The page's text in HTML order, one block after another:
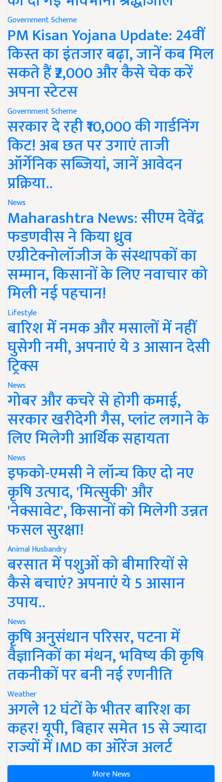
Government Scheme
PM Kisan Yojana Update: 24वीं
किस्त का इंतजार बढ़ा, जानें कब मिल
सकते हैं ₹2,000 और कैसे चेक करें
अपना स्टेटस
Government Scheme
सरकार दे रही ₹10,000 की गार्डनिंग
किट! अब छत पर उगाएं ताजी
ऑर्गेनिक सब्जियां, जानें आवेदन
प्रक्रिया..
News
Maharashtra News: सीएम देवेंद्र
फडणवीस ने किया ध्रुव
एग्रीटेक्नोलॉजीज के संस्थापकों का
सम्मान, किसानों के लिए नवाचार को
मिली नई पहचान!
Lifestyle
बारिश में नमक और मसालों में नहीं
घुसेगी नमी, अपनाएं ये 3 आसान देसी
ट्रिक्स
News
गोबर और कचरे से होगी कमाई,
सरकार खरीदेगी गैस, प्लांट लगाने के
लिए मिलेगी आर्थिक सहायता
News
इफको-एमसी ने लॉन्च किए दो नए
कृषि उत्पाद, 'मित्सुकी' और
'नेक्सावेट', किसानों को मिलेगी उन्नत
फसल सुरक्षा!
Animal Husbandry
बरसात में पशुओं को बीमारियों से
कैसे बचाएं? अपनाएं ये 5 आसान
उपाय..
News
कृषि अनुसंधान परिसर, पटना में
वैज्ञानिकों का मंथन, भविष्य की कृषि
तकनीकों पर बनी नई रणनीति
Weather
अगले 12 घंटों के भीतर बारिश का
कहर! यूपी, बिहार समेत 15 से ज्यादा
राज्यों में IMD का ऑरेंज अलर्ट
More News